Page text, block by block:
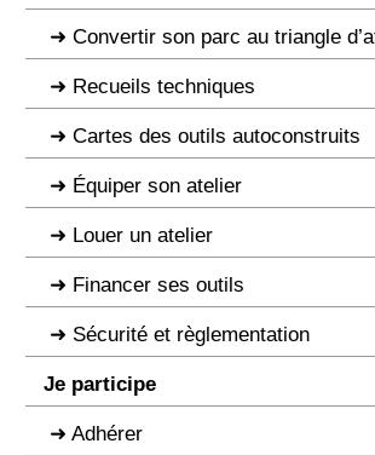
Convertir son parc au triangle
Recueils techniques
Cartes des outils autoconstruits
Équiper son atelier
Louer un atelier
Financer ses outils
Sécurité et règlementation
Je participe
Adhérer